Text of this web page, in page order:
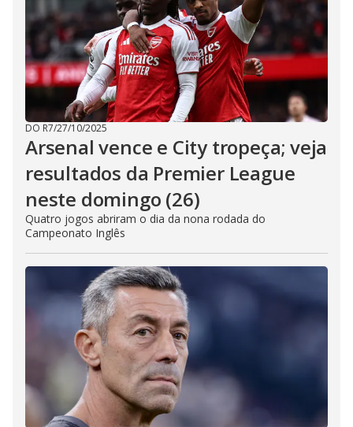
DO R7/27/10/2025
Arsenal vence e City tropeça; veja
resultados da Premier League
neste domingo (26)
Quatro jogos abriram o dia da nona rodada do
Campeonato Inglês